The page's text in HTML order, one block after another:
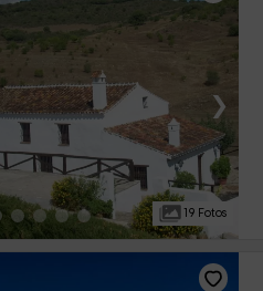
›
19 Fotos